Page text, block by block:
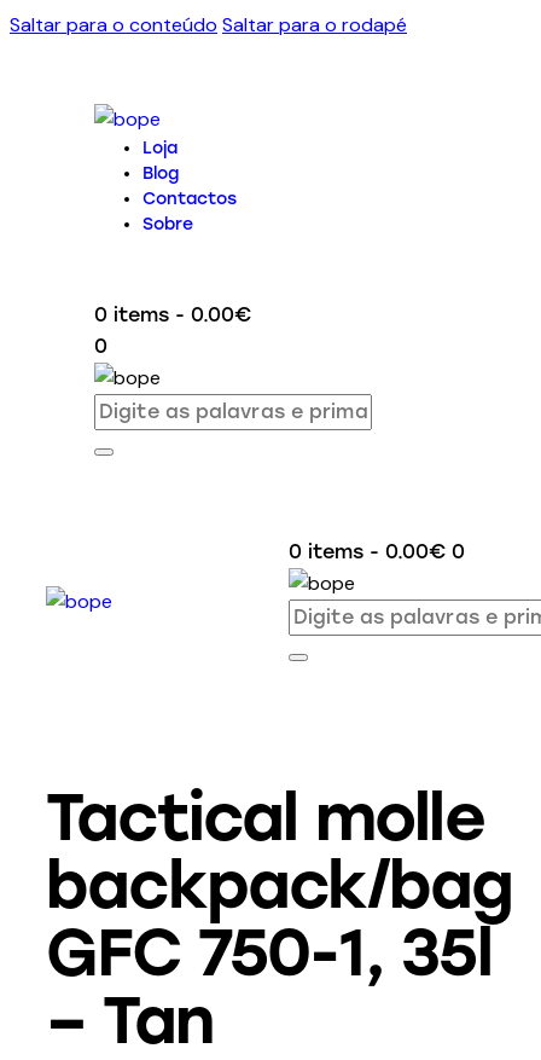
Saltar para o conteúdo Saltar para o rodapé
Loja
Blog
Contactos
Sobre
0 items - 0.00€
0
0 items - 0.00€ 0
Tactical molle
backpack/bag
GFC 750-1, 35l
– Tan